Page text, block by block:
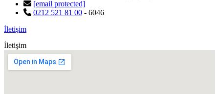
[email protected]
0212 521 81 00 - 6046
İletişim
İletişim